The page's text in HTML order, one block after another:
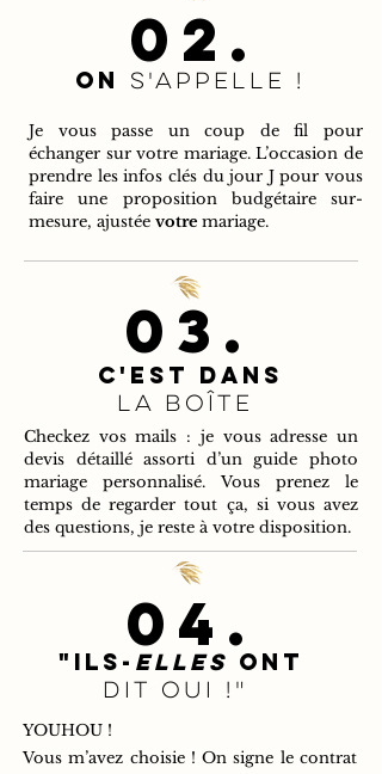
Je vous passe un coup de fil pour
échanger sur votre mariage. L’occasion de
prendre les infos clés du jour J pour vous
faire une proposition budgétaire sur-
mesure, ajustée votre mariage.
ON s'APPELLE !
02.
03.
C'est dans
LA BOÎTE
Checkez vos mails : je vous adresse un
devis détaillé assorti d’un guide photo
mariage personnalisé. Vous prenez le
temps de regarder tout ça, si vous avez
des questions, je reste à votre disposition.
"Ils- elles ont
dit oui !"
04.
YOUHOU !
Vous m’avez choisie ! On signe le contrat